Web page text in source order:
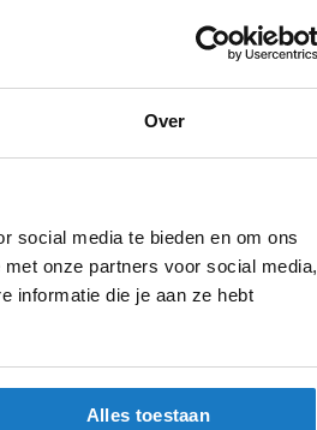
Over
social media te bieden en om ons
onze partners voor social media,
informatie die je aan ze hebt
Alles toestaan
Nijeveen Rijen